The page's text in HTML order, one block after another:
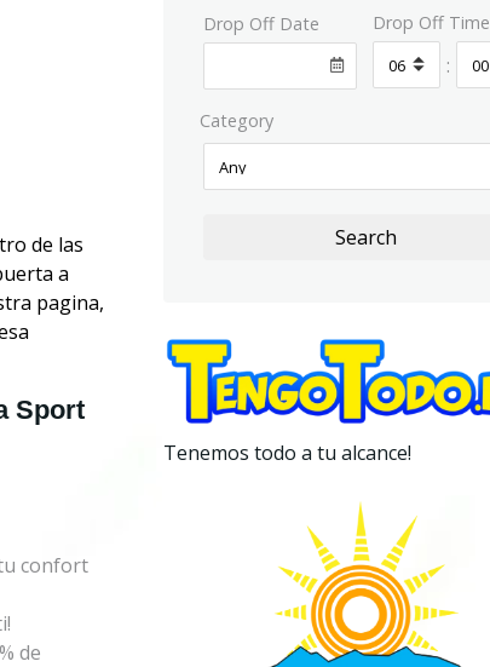
de las
a
pagina,
Sport
confort
de
Drop Off Date Drop Off Time
:
Category
Search
Tenemos todo a tu alcance!